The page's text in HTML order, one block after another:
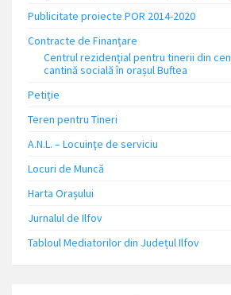
Publicitate proiecte POR 2014-2020
Contracte de Finanțare
Centrul rezidențial pentru tinerii din
cantină socială în orașul Buftea
Petiție
Teren pentru Tineri
A.N.L. – Locuinţe de serviciu
Locuri de Muncă
Harta Orașului
Jurnalul de Ilfov
Tabloul Mediatorilor din Județul Ilfov